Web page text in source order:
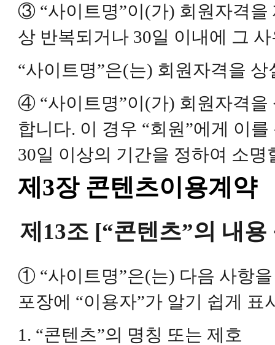
③ “사이트명”이(가) 회원자격을
상 반복되거나 30일 이내에 그
“사이트명”은(는) 회원자격을
④ “사이트명”이(가) 회원자격을
합니다. 이 경우 “회원”에게 이
30일 이상의 기간을 정하여 소
제3장 콘텐츠이용계약
제13조 [“콘텐츠”의 내
① “사이트명”은(는) 다음 사항
포장에 “이용자”가 알기 쉽게 표
1. “콘텐츠”의 명칭 또는 제호